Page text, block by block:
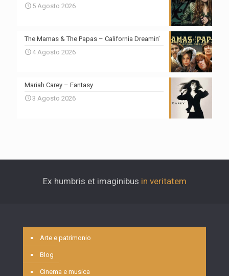
5 Agosto 2026
The Mamas & The Papas – California Dreamin’
4 Agosto 2026
Mariah Carey – Fantasy
3 Agosto 2026
Ex humbris et imaginibus in veritatem
Arte e patrimonio
Blog
Cinema e musica